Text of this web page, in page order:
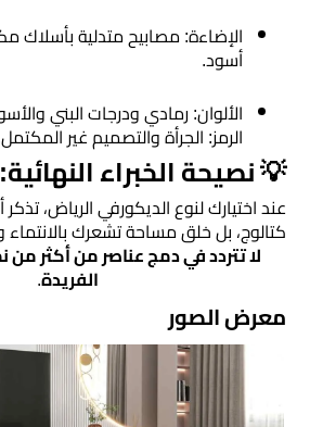
​الإضاءة: مصابيح متدلية
أسود.
​الألوان: رمادي ودرجات البني
​الرمز: الجرأة والتصميم غير
​💡 نصيحة الخبراء النهائية:
​عند اختيارك لنوع الديكورفي الرياض،
كتالوج، بل خلق مساحة تشعرك بالانتماء
لا تتردد في دمج عناصر من أكثر
الفريدة.
معرض الصور